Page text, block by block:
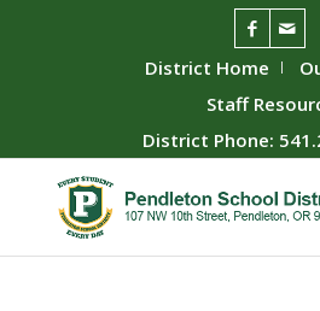
District Home
Staff
District Phone: